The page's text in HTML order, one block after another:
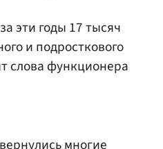
эти годы 17 тысяч
и подросткового
слова функционера
многие